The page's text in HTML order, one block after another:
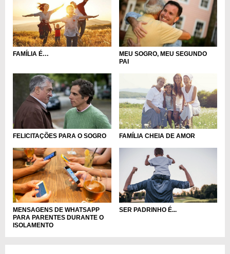
FAMÍLIA É…
MEU SOGRO, MEU SEGUNDO
PAI
FELICITAÇÕES PARA O SOGRO FAMÍLIA CHEIA DE AMOR
MENSAGENS DE WHATSAPP
PARA PARENTES DURANTE O
ISOLAMENTO
SER PADRINHO É...